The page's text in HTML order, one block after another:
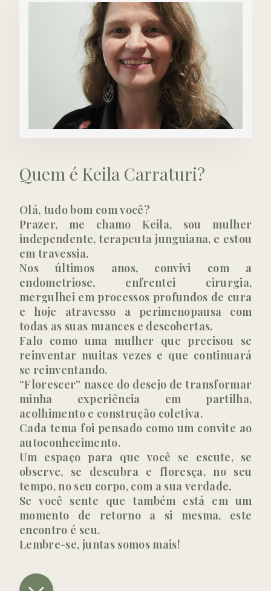
Quem é Keila Carraturi?
Olá, tudo bom com você?
Prazer, me chamo Keila, sou mulher
independente, terapeuta junguiana, e estou
em travessia.
Nos últimos anos, convivi com a
endometriose, enfrentei cirurgia,
mergulhei em processos profundos de cura
e hoje atravesso a perimenopausa com
todas as suas nuances e descobertas.
Falo como uma mulher que precisou se
reinventar muitas vezes e que continuará
se reinventando.
“Florescer” nasce do desejo de transformar
minha experiência em partilha,
acolhimento e construção coletiva.
Cada tema foi pensado como um convite ao
autoconhecimento.
Um espaço para que você se escute, se
observe, se descubra e floresça, no seu
tempo, no seu corpo, com a sua verdade.
Se você sente que também está em um
momento de retorno a si mesma, este
encontro é seu.
Lembre-se, juntas somos mais!